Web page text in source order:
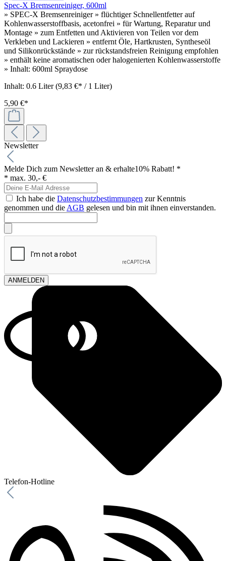
Spec-X Bremsenreiniger, 600ml
» SPEC-X Bremsenreiniger » flüchtiger Schnellentfetter auf
Kohlenwasserstoffbasis, acetonfrei » für Wartung, Reparatur und
Montage » zum Entfetten und Aktivieren von Teilen vor dem
Verkleben und Lackieren » entfernt Öle, Hartkrusten, Syntheseöl
und Silikonrückstände » zur rückstandsfreien Reinigung empfohlen
» enthält keine aromatischen oder halogenierten Kohlenwasserstoffe
» Inhalt: 600ml Spraydose
Inhalt: 0.6 Liter(9,83 €* / 1 Liter)
5,90 €*
Newsletter
Melde Dich zum Newsletter an & erhalte10% Rabatt! *
* max. 30,- €
Ich habe die Datenschutzbestimmungen zur Kenntnis
genommen und die AGB gelesen und bin mit ihnen einverstanden.
ANMELDEN
Telefon-Hotline